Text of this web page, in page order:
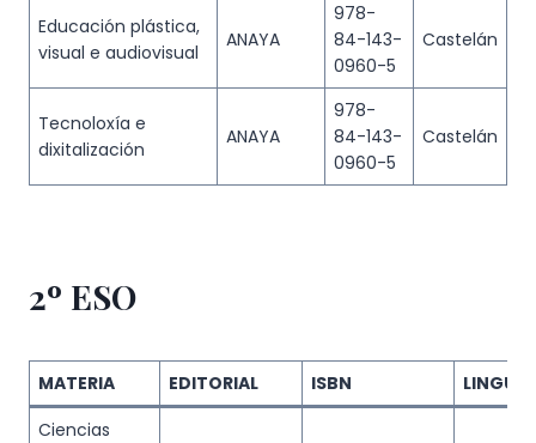
Educación plástica,
visual e audiovisual
ANAYA
978-
84-143-
0960-5
Castelán
Tecnoloxía e
dixitalización
ANAYA
978-
84-143-
0960-5
Castelán
2º ESO
MATERIA EDITORIAL ISBN
LINGUA
Ciencias